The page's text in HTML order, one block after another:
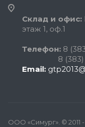
Склад и офис:
этаж 1, оф.1
Телефон: 8
8 (383)
Email:
ООО «Симург». © 2011